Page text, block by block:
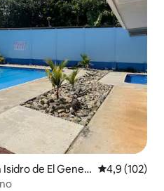
de El Gener
Vidutinis
4,9 (102)